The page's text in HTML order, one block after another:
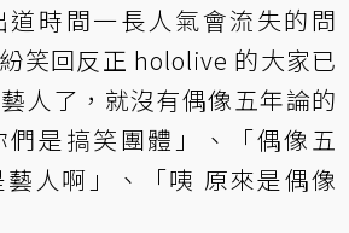
時間一長人氣會流失的問
笑回反正 hololive 的大家已
人了，就沒有偶像五年論的
是搞笑團體」、「偶像五
人啊」、「咦 原來是偶像